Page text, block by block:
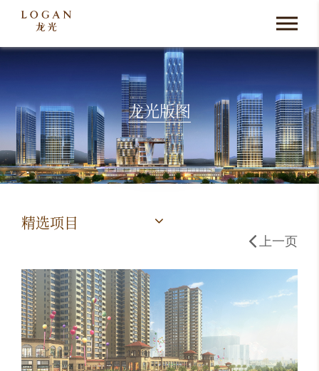
龙光版图
精选项目
上一页